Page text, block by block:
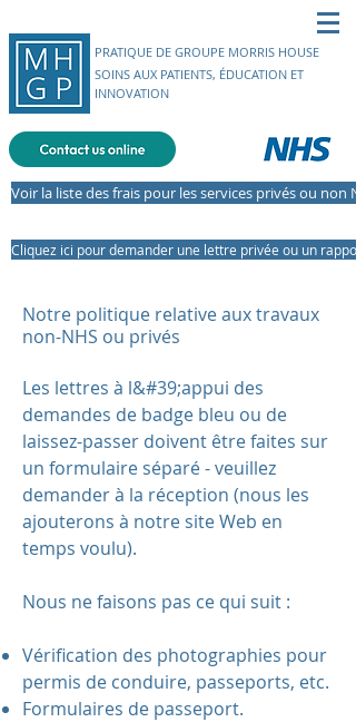
PRATIQUE DE GROUPE MORRIS HOUSE
SOINS AUX PATIENTS, ÉDUCATION ET
INNOVATION
Voir la liste des frais pour les services privés ou non
Cliquez ici pour demander une lettre privée ou un
Notre politique relative aux travaux
non-NHS ou privés
Les lettres à l&#39;appui des
demandes de badge bleu ou de
laissez-passer doivent être faites sur
un formulaire séparé - veuillez
demander à la réception (nous les
ajouterons à notre site Web en
temps voulu).
Nous ne faisons pas ce qui suit :
Vérification des photographies pour
permis de conduire, passeports, etc.
Formulaires de passeport.